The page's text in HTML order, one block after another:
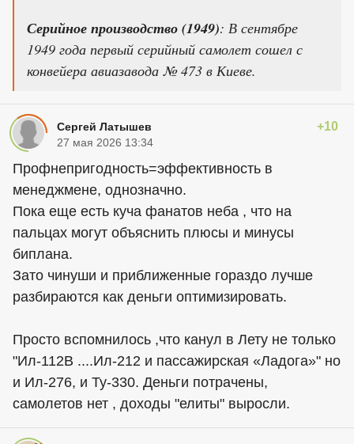
Серийное производство (1949): В сентябре
1949 года первый серийный самолет сошел с
конвейера авиазавода № 473 в Киеве.
Сергей Латышев +10
27 мая 2026 13:34
Профнепригодность=эффективность в
менеджмене, однозначно.
Пока еще есть куча фанатов неба , что на
пальцах могут объяснить плюсы и минусы
биплана.
Зато чинуши и приближенные гораздо лучше
разбираются как деньги оптимизировать.
Просто вспомнилось ,что канул в Лету не только
"Ил-112В ....Ил-212 и пассажирская «Ладога»" но
и Ил-276, и Ту-330. Деньги потрачены,
самолетов нет , доходы "елиты" выросли.